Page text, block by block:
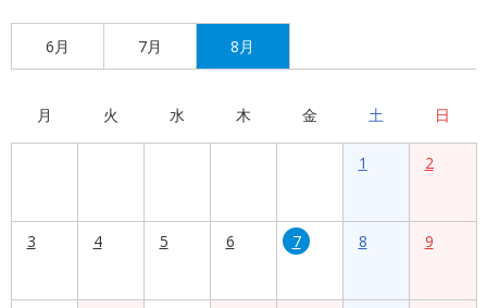
6月 7月 8月
月 火 水 木 金 土 日
1 2
3 4 5 6 7 8 9